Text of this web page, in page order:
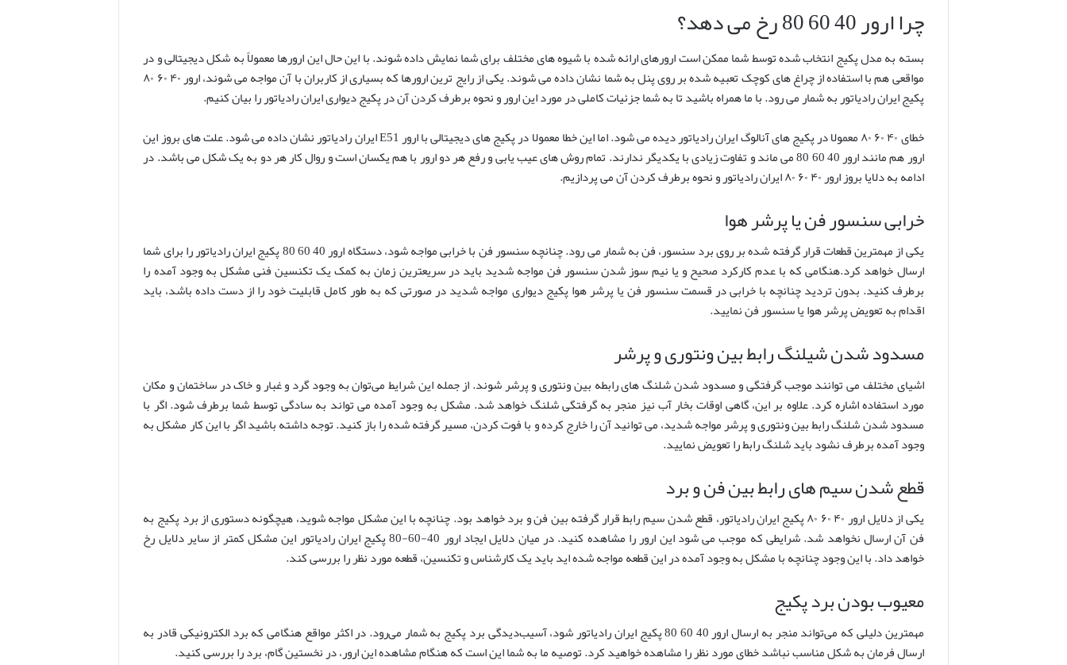
چرا ارور 40 60 80 رخ می دهد؟
بسته به مدل پکیج انتخاب شده توسط شما ممکن است ارورهای ارائه شده با شیوه های مختلف برای شما نمایش داده شوند. با این حال این ارورها معمولاً به شکل دیجیتالی و در
مواقعی هم با استفاده از چراغ های کوچک تعبیه شده بر روی پنل به شما نشان داده می شوند. یکی از رایج ‌ترین ارورها که بسیاری از کاربران با آن مواجه می ‌شوند، ارور ۴۰ ۶۰ ۸۰
پکیج ایران رادیاتور به شمار می رود. با ما همراه باشید تا به شما جزئیات کاملی در مورد این ارور و نحوه برطرف کردن آن در پکیج دیواری ایران رادیاتور را بیان کنیم.
خطای ۴۰ ۶۰ ۸۰ معمولا در پکیج های آنالوگ ایران رادیاتور دیده می شود. اما این خطا معمولا در پکیج های دیجیتالی با ارور E51 ایران رادیاتور نشان داده می شود. علت های بروز این
ارور هم مانند ارور 40 60 80 می ماند و تفاوت زیادی با یکدیگر ندارند. تمام روش های عیب یابی و رفع هر دو ارور با هم یکسان است و روال کار هر دو به یک شکل می باشد. در
ادامه به دلایا بروز ارور ۴۰ ۶۰ ۸۰ ایران رادیاتور و نحوه برطرف کردن آن می پردازیم.
خرابی سنسور فن یا پرشر هوا
یکی از مهمترین قطعات قرار گرفته شده بر روی برد سنسور، فن به شمار می رود. چنانچه سنسور فن با خرابی مواجه شود، دستگاه ارور 40 60 80 پکیج ایران رادیاتور را برای شما
ارسال خواهد کرد.هنگامی که با عدم کارکرد صحیح و یا نیم سوز شدن سنسور فن مواجه شدید باید در سریعترین زمان به کمک یک تکنسین فنی مشکل به وجود آمده را
برطرف کنید. بدون تردید چنانچه با خرابی در قسمت سنسور فن یا پرشر هوا پکیج دیواری مواجه شدید در صورتی که به طور کامل قابلیت خود را از دست داده باشد، باید
اقدام به تعویض پرشر هوا یا سنسور فن نمایید.
مسدود شدن شیلنگ رابط بین ونتوری و پرشر
اشیای مختلف می ‌توانند موجب گرفتگی و مسدود شدن شلنگ های رابطه بین ونتوری و پرشر شوند. از جمله این شرایط می‌توان به وجود گرد و غبار و خاک در ساختمان و مکان
مورد استفاده اشاره کرد. علاوه بر این، گاهی اوقات بخار آب نیز منجر به گرفتگی شلنگ خواهد شد. مشکل به وجود آمده می تواند به سادگی توسط شما برطرف شود. اگر با
مسدود شدن شلنگ رابط بین ونتوری و پرشر مواجه شدید، می توانید آن را خارج کرده و با فوت کردن، مسیر گرفته شده را باز کنید. توجه داشته باشید اگر با این کار مشکل به
وجود آمده برطرف نشود باید شلنگ رابط را تعویض نمایید.
قطع شدن سیم های رابط بین فن و برد
یکی از دلایل ارور ۴۰ ۶۰ ۸۰ پکیج ایران رادیاتور، قطع شدن سیم رابط قرار گرفته بین فن و برد خواهد بود. چنانچه با این مشکل مواجه شوید، هیچگونه دستوری از برد پکیج به
فن آن ارسال نخواهد شد. شرایطی که موجب می شود این ارور را مشاهده کنید. در میان دلایل ایجاد ارور 40-60-80 پکیج ایران رادیاتور این مشکل کمتر از سایر دلایل رخ
خواهد داد. با این وجود چنانچه با مشکل به وجود آمده در این قطعه مواجه شده اید باید یک کارشناس و تکنسین، قطعه مورد نظر را بررسی کند.
معیوب بودن برد پکیج
مهمترین دلیلی که می‌تواند منجر به ارسال ارور 40 60 80 پکیج ایران رادیاتور شود، آسیب‌دیدگی برد پکیج به شمار می‌رود. در اکثر مواقع هنگامی که برد الکترونیکی قادر به
ارسال فرمان به شکل مناسب نباشد خطای مورد نظر را مشاهده خواهید کرد. توصیه ما به شما این است که هنگام مشاهده این ارور، در نخستین گام، برد را بررسی کنید.